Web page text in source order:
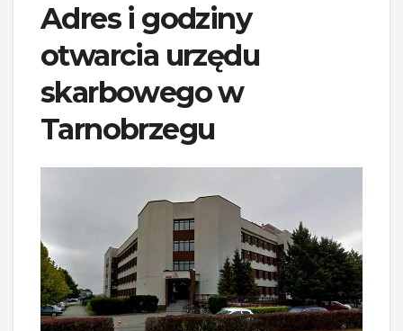
Adres i godziny
otwarcia urzędu
skarbowego w
Tarnobrzegu